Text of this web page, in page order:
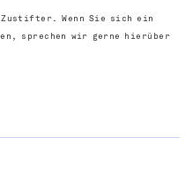
Wenn Sie sich ein
sprechen wir gerne hierüber